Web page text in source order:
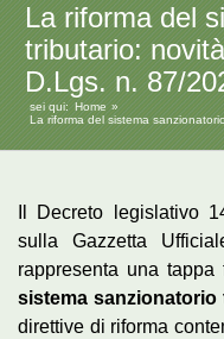
La riforma del
tributario:
D.Lgs. n. 87/
sei qui:
Home
La riforma del sistema
Il Decreto legislativo
sulla Gazzetta
rappresenta una tappa
sistema
direttive di riforma